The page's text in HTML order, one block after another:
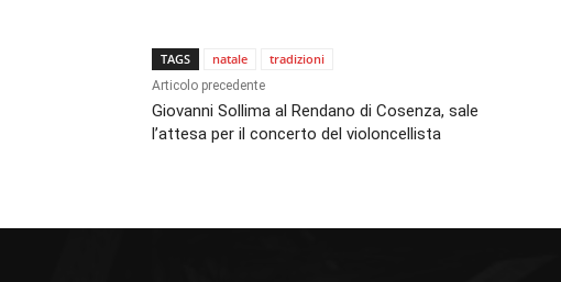
TAGS natale tradizioni
Articolo precedente
Giovanni Sollima al Rendano di Cosenza, sale
l’attesa per il concerto del violoncellista